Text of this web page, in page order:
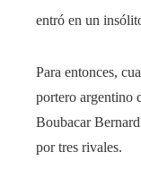
entró en un
Para entonces,
portero argentino
Boubacar
por tres rivales.